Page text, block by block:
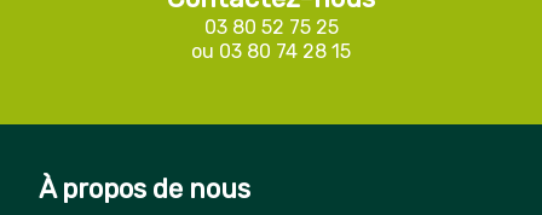
03 80 52 75 25
ou 03 80 74 28 15
À propos de nous